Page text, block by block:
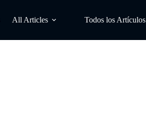
All Articles Todos los Artículos